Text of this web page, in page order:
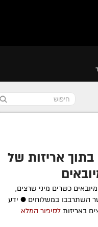
אריזות של
כשרים מיני שרצים,
השתרבבו במשלוחים ● ידע
באריזות לסיפור המלא